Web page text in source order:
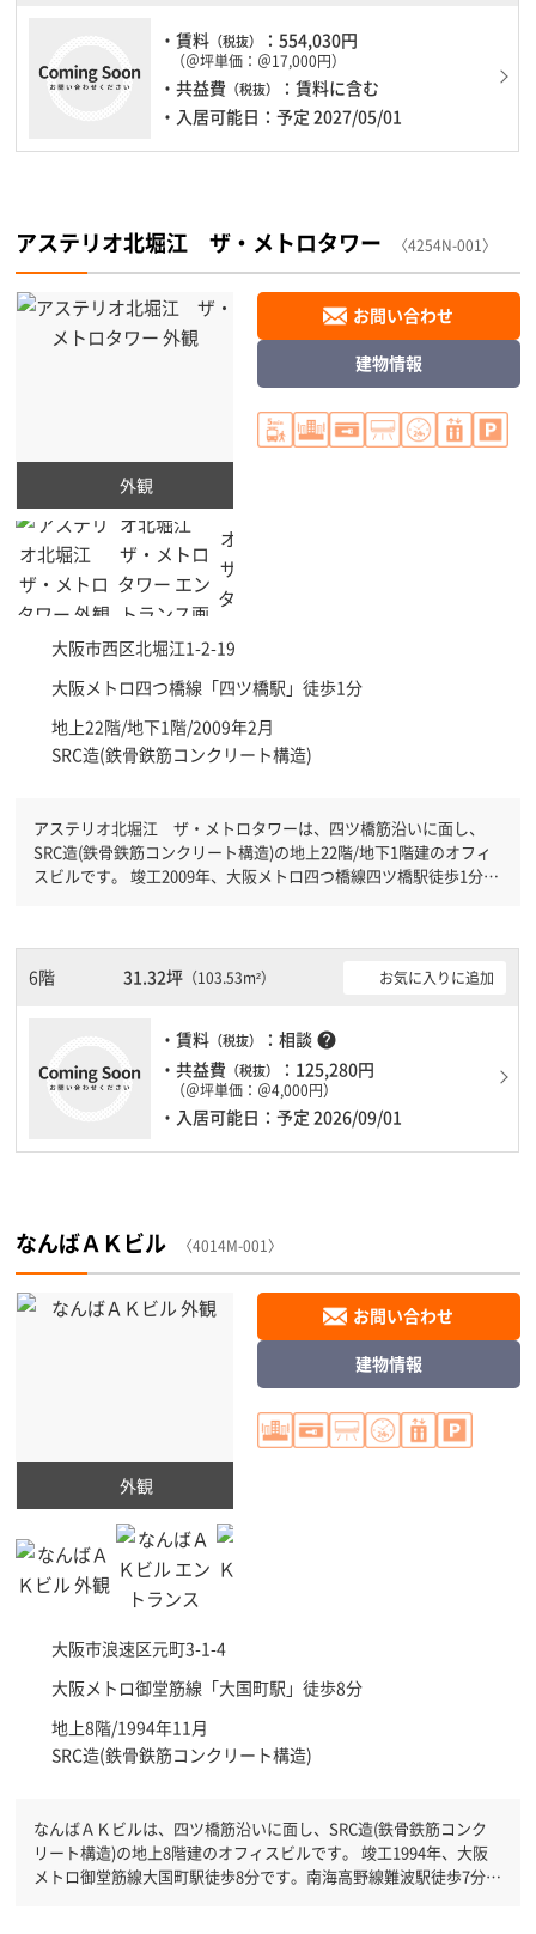
・賃料 （税抜） ：554,030円
（＠坪単価：＠17,000円）
・共益費 （税抜）
：賃料に含む
・入居可能日：予定 2027/05/01
アステリオ北堀江 ザ・メトロタワー 〈4254N-001〉
外観
大阪市西区北堀江1-2-19
大阪メトロ四つ橋線「四ツ橋駅 」徒歩1分
地上22階/地下1階/2009年2月
SRC造(鉄骨鉄筋コンクリート構造)
お問い合わせ
建物情報
アステリオ北堀江 ザ・メトロタワーは、四ツ橋筋沿いに面し、
SRC造(鉄骨鉄筋コンクリート構造)の地上22階/地下1階建のオフィ
スビルです。 竣工2009年、大阪メトロ四つ橋線四ツ橋駅徒歩1分で
す。新耐震基準を満たしておりますので、地震対策を検討されてい
る方にオススメです。土日・祝日も利用可能になりますので自由に
りますので、フロアまでの待ち時間があまりかかりません。
6階 31.32坪 （103.53m²） お気に入りに追加
・賃料 （税抜） ：相談 help
・共益費 （税抜） ：125,280円
（＠坪単価：＠4,000円）
・入居可能日：予定 2026/09/01
なんばＡＫビル 〈4014M-001〉
外観
大阪市浪速区元町3-1-4
大阪メトロ御堂筋線「大国町駅 」徒歩8分
地上8階/1994年11月
SRC造(鉄骨鉄筋コンクリート構造)
お問い合わせ
建物情報
なんばＡＫビルは、四ツ橋筋沿いに面し、SRC造(鉄骨鉄筋コンク
リート構造)の地上8階建のオフィスビルです。 竣工1994年、大阪
メトロ御堂筋線大国町駅徒歩8分です。南海高野線難波駅徒歩7分と